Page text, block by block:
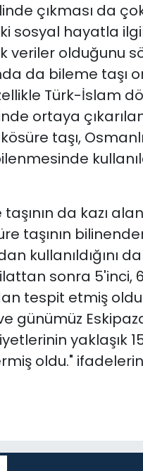
çıkması da
sosyal hayatla
veriler olduğunu
da bileme taşı
Türk-İslam
ortaya
taşı,
da kazı
taşının
kullanıldığını
sonra 5'inci,
tespit etmiş
günümüz
yaklaşık
oldu."